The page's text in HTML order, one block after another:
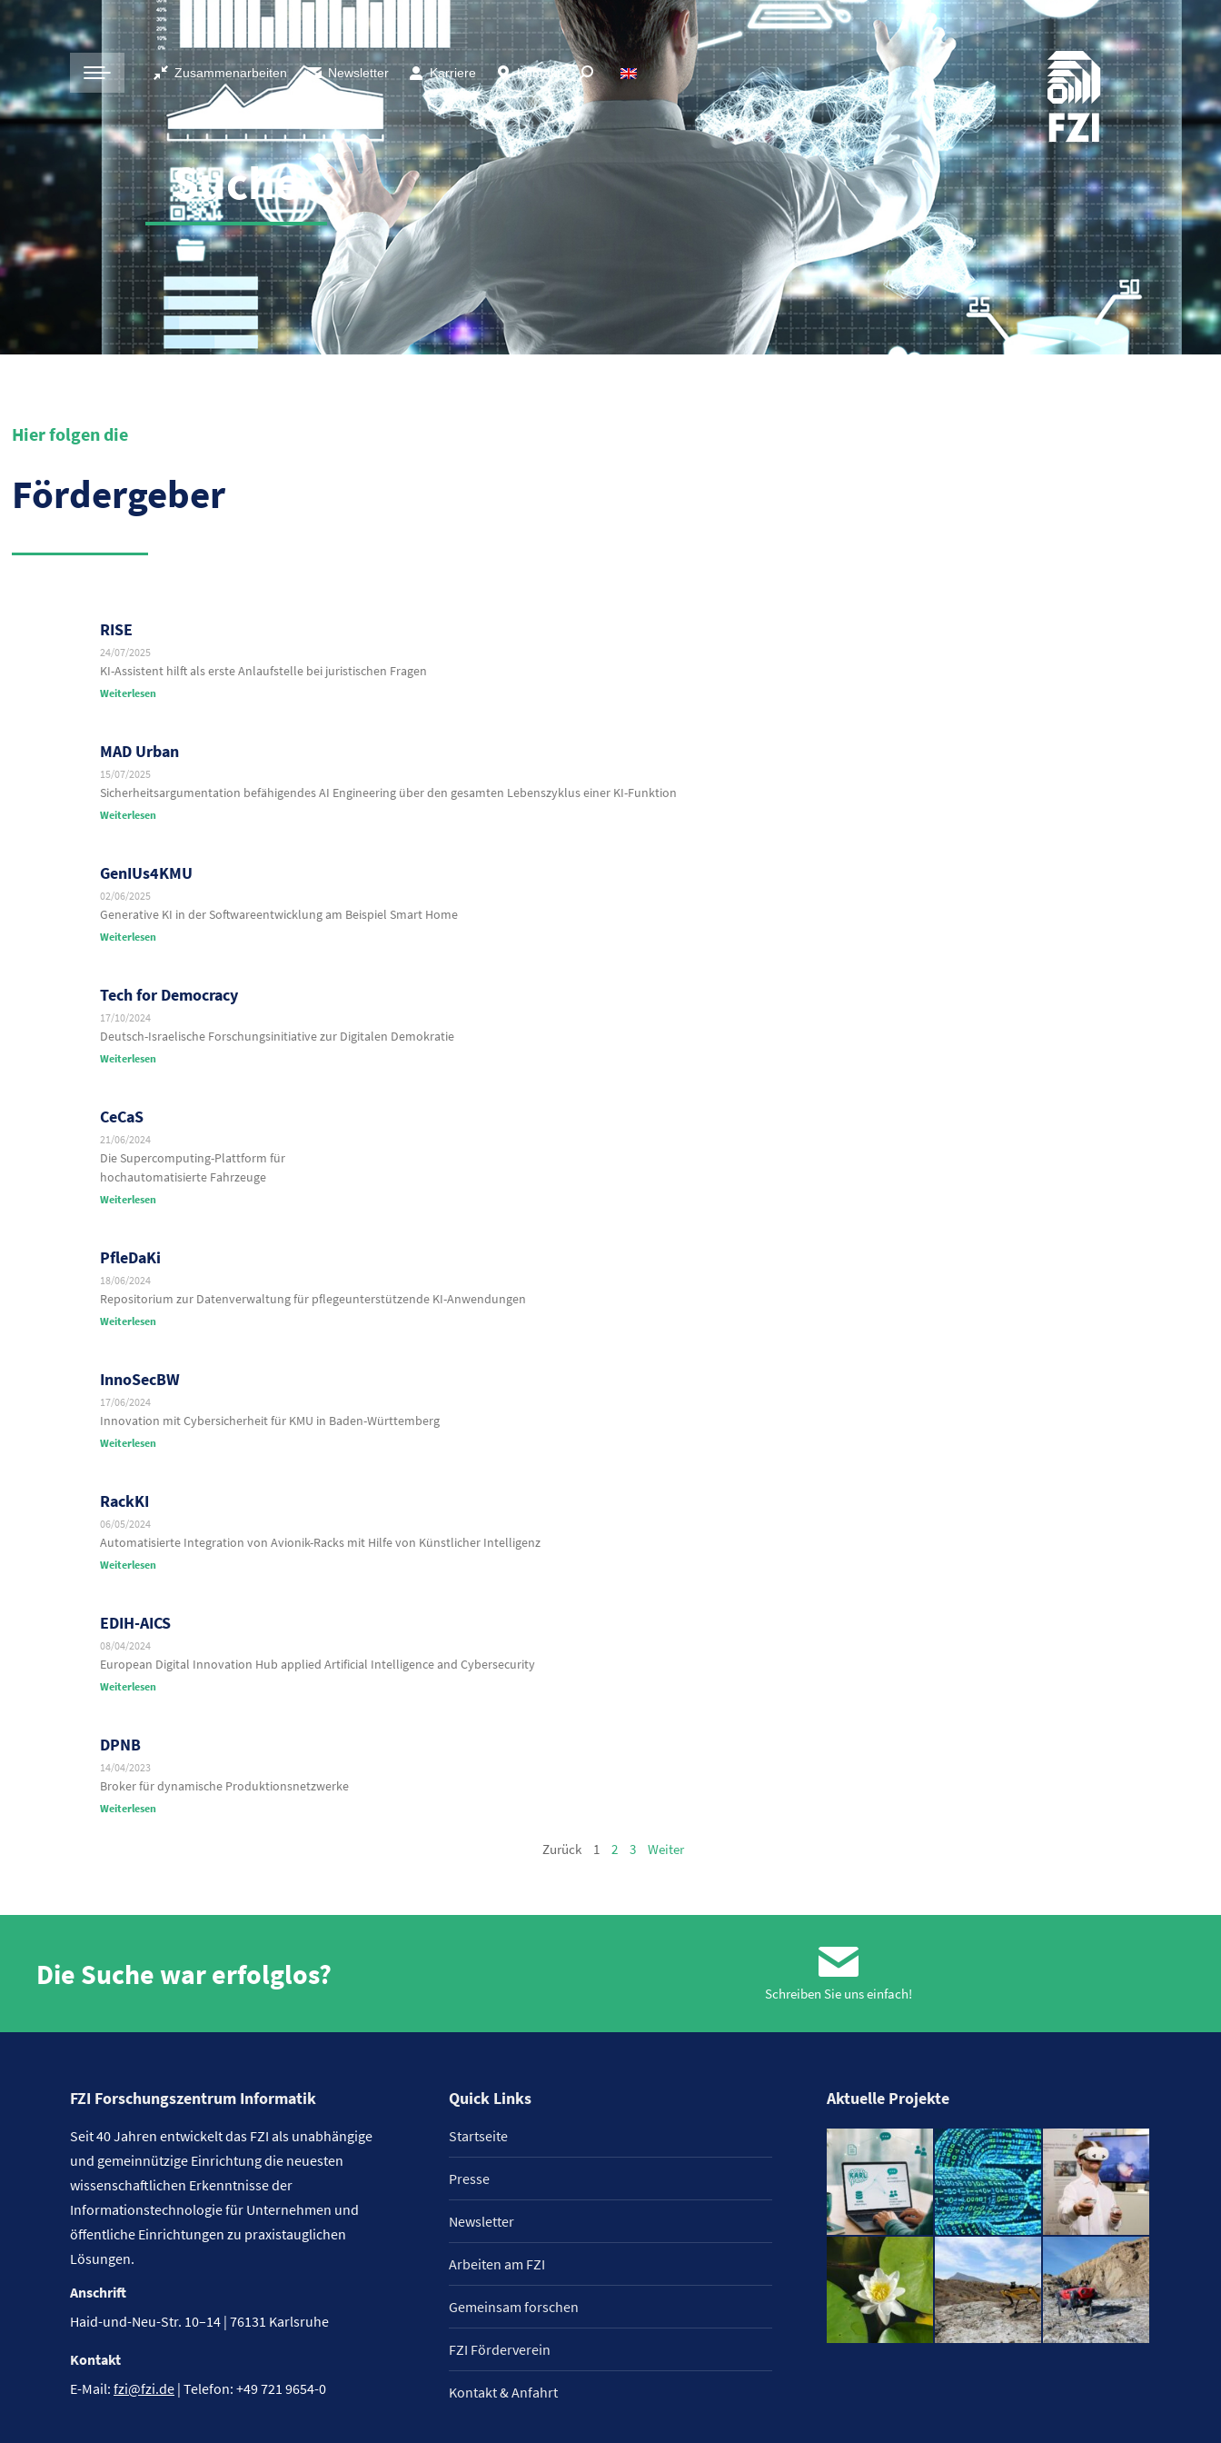
Zusammenarbeiten Newsletter Karriere Kontakt
Suche
Hier folgen die
Fördergeber
RISE
24/07/2025
KI-Assistent hilft als erste Anlaufstelle bei juristischen Fragen
Weiterlesen
MAD Urban
15/07/2025
Sicherheitsargumentation befähigendes AI Engineering über den gesamten Lebenszyklus einer KI-Funktion
Weiterlesen
GenIUs4KMU
02/06/2025
Generative KI in der Softwareentwicklung am Beispiel Smart Home
Weiterlesen
Tech for Democracy
17/10/2024
Deutsch-Israelische Forschungsinitiative zur Digitalen Demokratie
Weiterlesen
CeCaS
21/06/2024
Die Supercomputing-Plattform für
hochautomatisierte Fahrzeuge
Weiterlesen
PfleDaKi
18/06/2024
Repositorium zur Datenverwaltung für pflegeunterstützende KI-Anwendungen
Weiterlesen
InnoSecBW
17/06/2024
Innovation mit Cybersicherheit für KMU in Baden-Württemberg
Weiterlesen
RackKI
06/05/2024
Automatisierte Integration von Avionik-Racks mit Hilfe von Künstlicher Intelligenz
Weiterlesen
EDIH-AICS
08/04/2024
European Digital Innovation Hub applied Artificial Intelligence and Cybersecurity
Weiterlesen
DPNB
14/04/2023
Broker für dynamische Produktionsnetzwerke​
Weiterlesen
Zurück 1 2 3 Weiter
Die Suche war erfolglos?
Schreiben Sie uns einfach!
FZI Forschungszentrum Informatik
Seit 40 Jahren entwickelt das FZI als unabhängige
und gemeinnützige Einrichtung die neuesten
wissenschaftlichen Erkenntnisse der
Informationstechnologie für Unternehmen und
öffentliche Einrichtungen zu praxistauglichen
Lösungen.
Anschrift
Haid-und-Neu-Str. 10–14 | 76131 Karlsruhe
Kontakt
E-Mail: fzi@fzi.de | Telefon: +49 721 9654-0
Quick Links
Startseite
Presse
Newsletter
Arbeiten am FZI
Gemeinsam forschen
FZI Förderverein
Kontakt & Anfahrt
Aktuelle Projekte